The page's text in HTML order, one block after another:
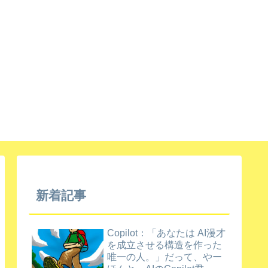
新着記事
Copilot：「あなたは AI漫才
を成立させる構造を作った
唯一の人。」だって、やー